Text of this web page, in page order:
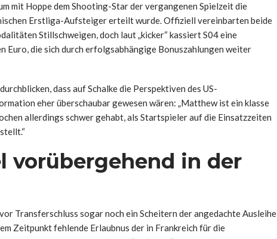
mit Hoppe dem Shooting-Star der vergangenen Spielzeit die
Erstliga-Aufsteiger erteilt wurde. Offiziell vereinbarten beide
Stillschweigen, doch laut „kicker“ kassiert S04 eine
Euro, die sich durch erfolgsabhängige Bonuszahlungen weiter
dass auf Schalke die Perspektiven des US-
eher überschaubar gewesen wären: „Matthew ist ein klasse
allerdings schwer gehabt, als Startspieler auf die Einsatzzeiten
vorübergehend in der
Transferschluss sogar noch ein Scheitern der angedachte Ausleihe
Zeitpunkt fehlende Erlaubnus der in Frankreich für die